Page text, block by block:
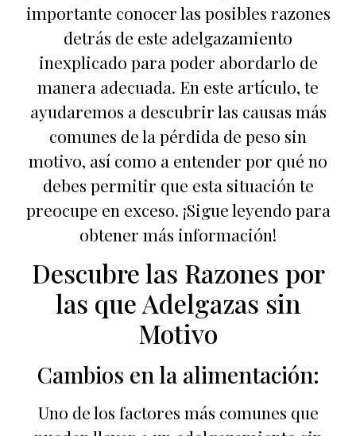
importante conocer las posibles razones
detrás de este adelgazamiento
inexplicado para poder abordarlo de
manera adecuada. En este artículo, te
ayudaremos a descubrir las causas más
comunes de la pérdida de peso sin
motivo, así como a entender por qué no
debes permitir que esta situación te
preocupe en exceso. ¡Sigue leyendo para
obtener más información!
Descubre las Razones por
las que Adelgazas sin
Motivo
Cambios en la alimentación:
Uno de los factores más comunes que